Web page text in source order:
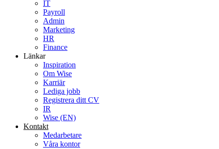
IT
Payroll
Admin
Marketing
HR
Finance
Länkar
Inspiration
Om Wise
Karriär
Lediga jobb
Registrera ditt CV
IR
Wise (EN)
Kontakt
Medarbetare
Våra kontor